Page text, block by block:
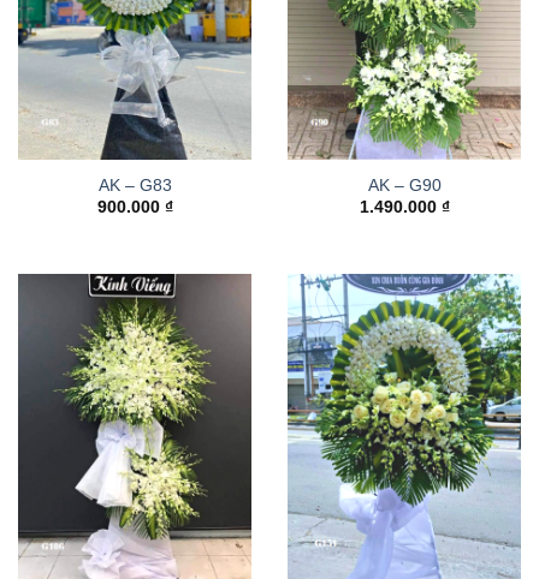
AK – G83
900.000 ₫
AK – G90
1.490.000 ₫